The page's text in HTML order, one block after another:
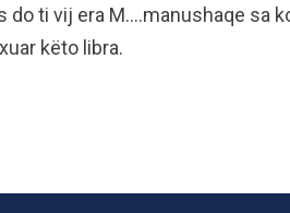
do ti vij era M….manushaqe sa
këto libra.